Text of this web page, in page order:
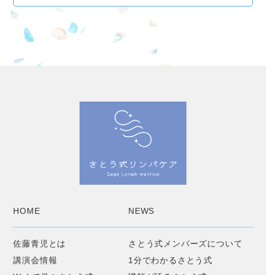
HOME NEWS
佐藤青児とは
さとう式メンバーズについて
講演会情報
1分でわかるさとう式